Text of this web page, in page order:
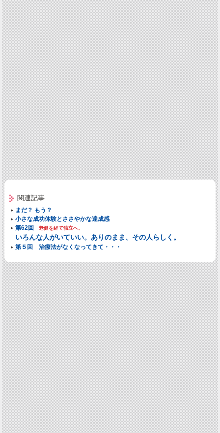
関連記事
まだ？ もう？
小さな成功体験とささやかな達成感
第62回
老健を経て独立へ。
いろんな人がいていい。ありのまま、その人らしく。
第５回 治療法がなくなってきて・・・